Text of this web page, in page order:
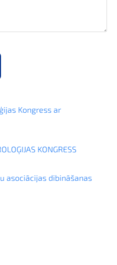
Kongress ar
KONGRESS
asociācijas dibināšanas